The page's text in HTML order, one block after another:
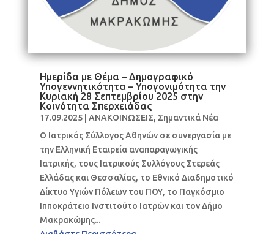
Ημερίδα με Θέμα – Δημογραφικό
Υπογεννητικότητα – Υπογονιμότητα την
Κυριακή 28 Σεπτεμβρίου 2025 στην
Κοινότητα Σπερχειάδας
17.09.2025| ΑΝΑΚΟΙΝΩΣΕΙΣ, Σημαντικά Νέα
Ο Ιατρικός Σύλλογος Αθηνών σε συνεργασία με
την Ελληνική Εταιρεία αναπαραγωγικής
Ιατρικής, τους Ιατρικούς Συλλόγους Στερεάς
Ελλάδας και Θεσσαλίας, το Εθνικό Διαδημοτικό
Δίκτυο Υγιών Πόλεων του ΠΟΥ, το Παγκόσμιο
Ιπποκράτειο Ινστιτούτο Ιατρών και τον Δήμο
Μακρακώμης...